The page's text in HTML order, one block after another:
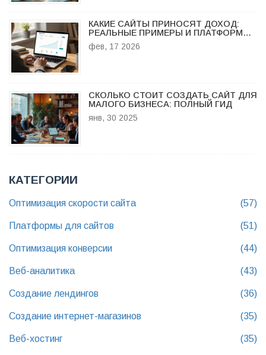
КАКИЕ САЙТЫ ПРИНОСЯТ ДОХОД:
РЕАЛЬНЫЕ ПРИМЕРЫ И ПЛАТФОРМЫ
ДЛЯ ЗАРАБОТКА
фев, 17 2026
СКОЛЬКО СТОИТ СОЗДАТЬ САЙТ ДЛЯ
МАЛОГО БИЗНЕСА: ПОЛНЫЙ ГИД
янв, 30 2025
КАТЕГОРИИ
Оптимизация скорости сайта (57)
Платформы для сайтов (51)
Оптимизация конверсии (44)
Веб-аналитика (43)
Создание лендингов (36)
Создание интернет-магазинов (35)
Веб-хостинг (35)